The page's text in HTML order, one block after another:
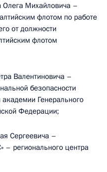
Олега Михайловича –
флотом по работе
от должности
флотом
Валентиновича –
безопасности
Генерального
Федерации;
Сергеевича –
– регионального центра